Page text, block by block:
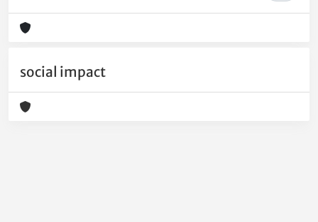
social impact